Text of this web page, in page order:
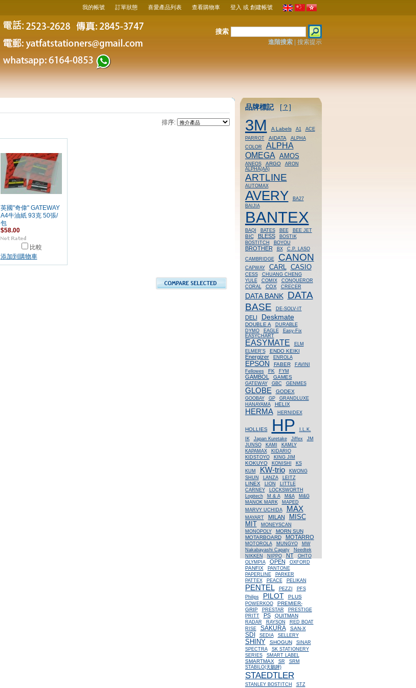
我的帳號 訂單狀態 喜愛產品列表 查看購物車 登入 或 創建帳號
搜索
進階搜索| 搜索提示
排序:
英國"奇偉" GATEWAY
A4牛油紙 93克 50張/
包
$58.00
比較
添加到購物車
品牌標記 [？]
3M A Labels A1
ACE
PARROT
AIDATA
ALPHA
COLOR
ALPHA
OMEGA AMOS
ANEOS ARGO
ARON
ALPHA(AA)
ARTLINE
AUTOMAX
AVERY
BA27
BAIJIA
BANTEX
BAQI BATES BEE BEE JET
BIC BLESS
BOSTIK
BOSTITCH
BOYOU
BROTHER BX
C.P. LASO
CAMBRIDGE
CANON
CAPWAY CARL CASIO
CESS
CHUANG CHENG
YULE
COMIX
CONQUEROR
CORAL
COX CRECER
DATA BANK DATA
BASE
DE-SOLV-IT
DELI Deskmate
DOUBLE A
DURABLE
DYMO
EAGLE
Easy-Fix
EASYCHART
EASYMATE
ELM
ELMER'S
ENDO KEIKI
Energizer ENROLA
EPSON FABER
FAVINI
Fellowes
FK FYM
GAMBOL GAMES
GATEWAY GBC GENMES
GLOBE GODEX
GOOBAY GP
GRANDLUXE
HANAYAMA
HELIX
HERMA HERNIDEX
HOLLIES HP
I.L.K.
IK
Japan Kuretake Jiffex
JM
JUNSO
KAMI
KAMLY
KAPAMAX
KIDARIO
KIDSTOYO
KING JIM
KOKUYO KONISHI
KS
KUM
KW-trio
KWONG
SHUN
LANZA LEITZ
LINEX LION
LITTLE
CARNEY
LOCKSWORTH
Logitech
M & A M&A
M&G
MANOK MARK
MAPED
MARVY UCHIDA
MAX
MAYART MILAN MISC
MIT
MONEYSCAN
MONOPOLY
MORN SUN
MOTARBOARD
MOTARRO
MOTOROLA MUNGYO
MW
Nakabayashi Capaty
Needtek
NIKKEN
NIPPO NT
OHTO
OLYMPIA
OPEN OXFORD
PANFIX
PANTONE
PAPERLINE
PARKER
PATTEX
PEACE PELIKAN
PENTEL PEZZI
PFS
Philips
PILOT PLUS
POWERKOO
PREMIER-
GRIP
PRESTAR
PRESTIGE
PRITT
PS QUITMAN
RADAR RAYSON
RED BOAT
RISE
SAKURA SAN-X
SDI SEDIA SELLERY
SHINY SHOGUN
SINAR
SPECTRA
SK STATIONERY
SERIES
SMART LABEL
SMARTMAX SR
SRM
STABILO(天鵝牌)
STAEDTLER
STANLEY BOSTITCH STZ